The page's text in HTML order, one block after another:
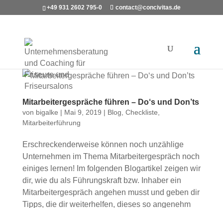
+49 931 2602 795-0 contact@concivitas.de
Mitarbeitergespräche führen – Do‘s und Don’ts
von bigalke | Mai 9, 2019 | Blog Checkliste
Mitarbeiterführung
Erschreckenderweise können noch unzählige
Unternehmen im Thema Mitarbeitergespräch noch
einiges lernen! Im folgenden Blogartikel zeigen wir
dir, wie du als Führungskraft bzw. Inhaber ein
Mitarbeitergespräch angehen musst und geben dir
Tipps, die dir weiterhelfen, dieses so angenehm